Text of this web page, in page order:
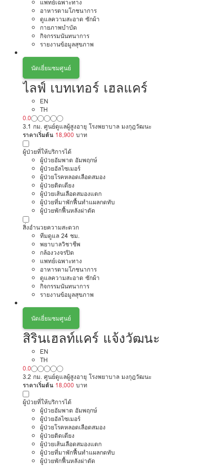
แพทย์เฉพาะทาง
อาหารตามโภชนาการ
ดูแลความสะอาด ซักผ้า
กายภาพบำบัด
กิจกรรมนันทนาการ
รายงานข้อมูลสุขภาพ
นัดเยี่ยมชมศูนย์
ไลฟ์ เบทเทอร์ เฮลแคร์
EN
TH
0.0
3.1 กม. ศูนย์ดูแลผู้สูงอายุ โรงพยาบาล มงกุฎวัฒนะ
ราคาเริ่มต้น 18,900 บาท
ผู้ป่วยที่ให้บริการได้
ผู้ป่วยอัมพาต อัมพฤกษ์
ผู้ป่วยอัลไซเมอร์
ผู้ป่วยโรคหลอดเลือดสมอง
ผู้ป่วยติดเตียง
ผู้ป่วยเส้นเลือดสมองแตก
ผู้ป่วยที่มาพักฟื้นทำแผลกดทับ
ผู้ป่วยพักฟื้นหลังผ่าตัด
สิ่งอำนวยความสะดวก
ทีมดูแล 24 ชม.
พยาบาลวิชาชีพ
กล้องวงจรปิด
แพทย์เฉพาะทาง
อาหารตามโภชนาการ
ดูแลความสะอาด ซักผ้า
กิจกรรมนันทนาการ
รายงานข้อมูลสุขภาพ
นัดเยี่ยมชมศูนย์
สิรินเฮลท์แคร์ แจ้งวัฒนะ
EN
TH
0.0
3.2 กม. ศูนย์ดูแลผู้สูงอายุ โรงพยาบาล มงกุฎวัฒนะ
ราคาเริ่มต้น 18,000 บาท
ผู้ป่วยที่ให้บริการได้
ผู้ป่วยอัมพาต อัมพฤกษ์
ผู้ป่วยอัลไซเมอร์
ผู้ป่วยโรคหลอดเลือดสมอง
ผู้ป่วยติดเตียง
ผู้ป่วยเส้นเลือดสมองแตก
ผู้ป่วยที่มาพักฟื้นทำแผลกดทับ
ผู้ป่วยพักฟื้นหลังผ่าตัด